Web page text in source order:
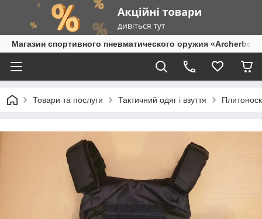
Магазин спортивного пневматического оружия
Товари та послуги Тактичний одяг і взуття